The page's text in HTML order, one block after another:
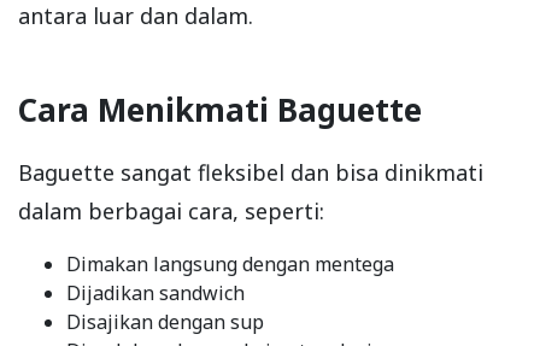
antara luar dan dalam.
Cara Menikmati Baguette
Baguette sangat fleksibel dan bisa dinikmati
dalam berbagai cara, seperti:
Dimakan langsung dengan mentega
Dijadikan sandwich
Disajikan dengan sup